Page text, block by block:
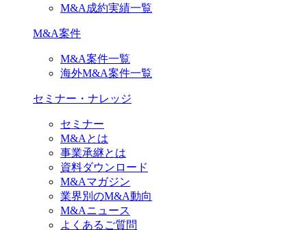
M&A成約実績一覧
M&A案件
M&A案件一覧
海外M&A案件一覧
セミナー・ナレッジ
セミナー
M&Aとは
事業承継とは
資料ダウンロード
M&Aマガジン
業界別のM&A動向
M&Aニュース
よくあるご質問